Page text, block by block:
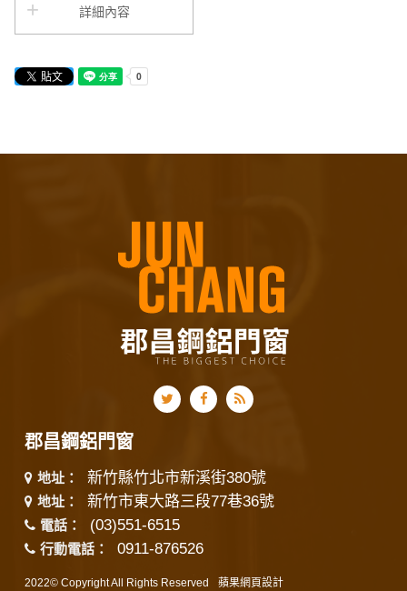
詳細內容
郡昌鋼鋁門窗
地址： 新竹縣竹北市新溪街380號
地址： 新竹市東大路三段77巷36號
電話： (03)551-6515
行動電話： 0911-876526
2022© Copyright All Rights Reserved 蘋果網頁設計